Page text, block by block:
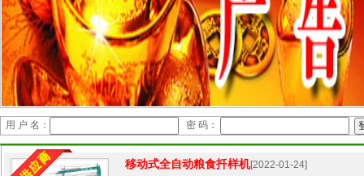
用 户 名： 密 码：
移动式全自动粮食扦样机[2022-01-24]